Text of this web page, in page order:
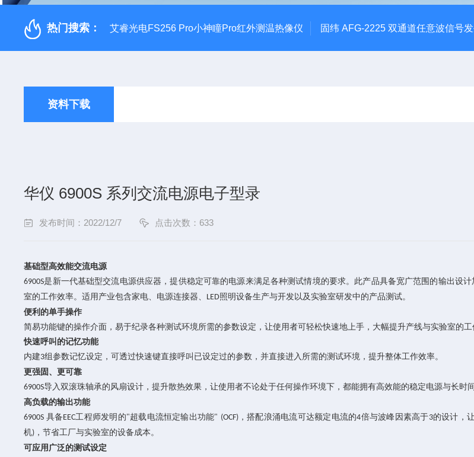
热门搜索： 艾睿光电FS256 Pro小神瞳Pro红外测温热像仪 固纬 AFG-2225 双通道任意波信号
资料下载
华仪 6900S 系列交流电源电子型录
发布时间：2022/12/7 点击次数：633
基础型高效能交流电源
6900S是新一代基础型交流电源供应器，提供稳定可靠的电源来满足各种测试情境的要求。此产品具备宽广范围的输出设
室的工作效率。适用产业包含家电、电源连接器、 LED照明设备生产与开发以及实验室研发中的产品测试。
便利的单手操作
简易功能键的操作介面，易于纪录各种测试环境所需的参数设定，让使用者可轻松快速地上手，大幅提升产线与实验室的
快速呼叫的记忆功能
内建3组参数记忆设定，可透过快速键直接呼叫已设定过的参数，并直接进入所需的测试环境，提升整体工作效率。
更强固、更可靠
6900S导入双滚珠轴承的风扇设计，提升散热效果，让使用者不论处于任何操作环境下，都能拥有高效能的稳定电源与长时
高负载的输出功能
6900S 具备EEC工程师发明的"超载电流恒定输出功能" (OCF)，搭配浪涌电流可达额定电流的4倍与波峰因素高于3的设计，
机) ，节省工厂与实验室的设备成本。
可应用广泛的测试设定